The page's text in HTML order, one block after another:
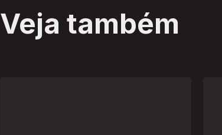
Veja também